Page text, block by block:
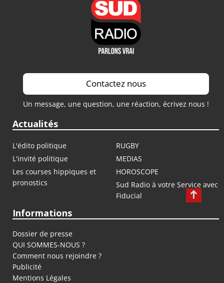
Contactez nous
Un message, une question, une réaction, écrivez nous !
Actualités
L'édito politique
RUGBY
L'invité politique
MEDIAS
Les courses hippiques et
pronostics
HOROSCOPE
Sud Radio à votre Service avec
Fiducial
Informations
Dossier de presse
QUI SOMMES-NOUS ?
Comment nous rejoindre ?
Publicité
Mentions Légales